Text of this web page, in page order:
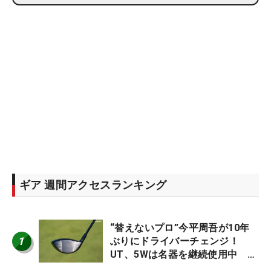
ギア 週間アクセスランキング
1
“替えないプロ”今平周吾が10年
ぶりにドライバーチェンジ！
UT、5Wは名器を継続使用中 #